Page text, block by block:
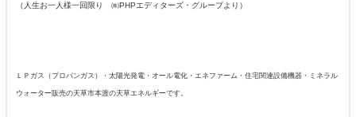
（人生お一人様一回限り ㈱PHPエディターズ・グループより）
ＬＰガス（プロパンガス）・太陽光発電・オール電化・エネファーム・住宅関連設備機器・ミネラル
ウォーター販売の天草市本渡の天草エネルギーです。